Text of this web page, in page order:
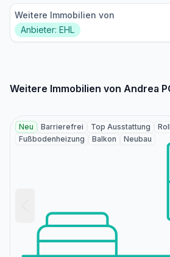
Weitere Immobilien von
Anbieter: EHL
Weitere Immobilien von Andrea
Neu Barrierefrei Top Ausstattung
Fußbodenheizung
Balkon Neubau